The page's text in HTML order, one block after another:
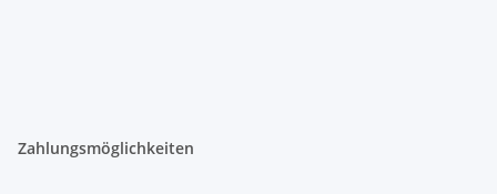
Zahlungsmöglichkeiten